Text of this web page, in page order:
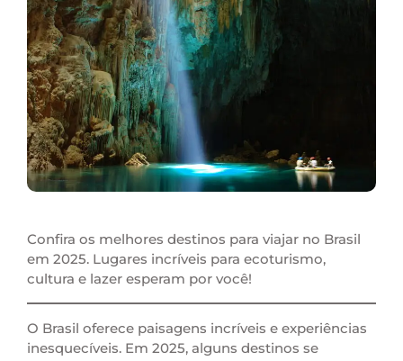
Confira os melhores destinos para viajar no Brasil
em 2025. Lugares incríveis para ecoturismo,
cultura e lazer esperam por você!
O Brasil oferece paisagens incríveis e experiências
inesquecíveis. Em 2025, alguns destinos se